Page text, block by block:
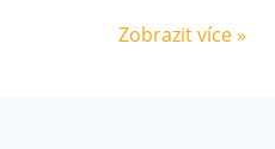
Zobrazit více »